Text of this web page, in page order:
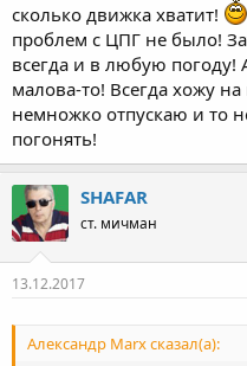
сколько движка хватит!
проблем с ЦПГ не было!
всегда и в любую погоду!
малова-то! Всегда хожу
немножко отпускаю и то
погонять!
SHAFAR
ст. мичман
13.12.2017
Александр Marx сказал(а):